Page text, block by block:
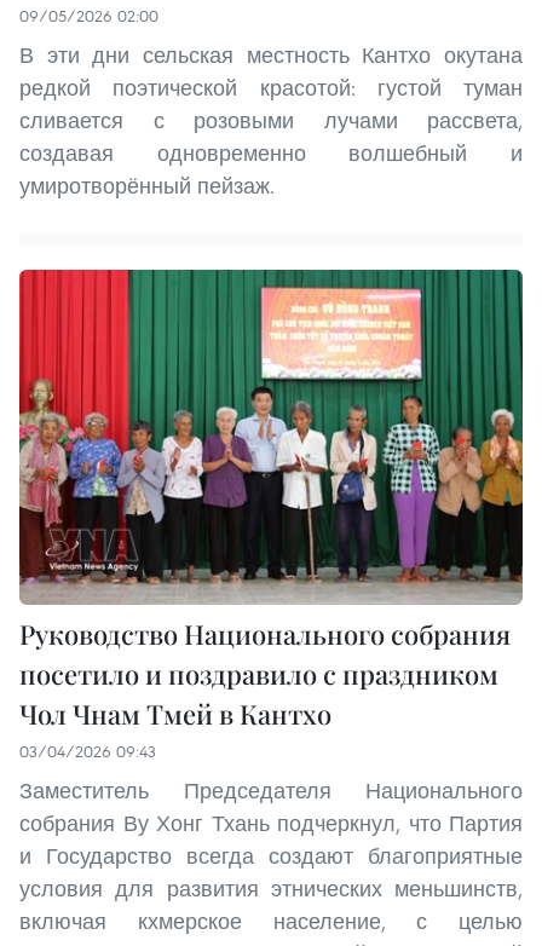
09/05/2026 02:00
В эти дни сельская местность Кантхо окутана
редкой поэтической красотой: густой туман
сливается с розовыми лучами рассвета,
создавая одновременно волшебный и
умиротворённый пейзаж.
Руководство Национального собрания
посетило и поздравило с праздником
Чол Чнам Тмей в Кантхо
03/04/2026 09:43
Заместитель Председателя Национального
собрания Ву Хонг Тхань подчеркнул, что Партия
и Государство всегда создают благоприятные
условия для развития этнических меньшинств,
включая кхмерское население, с целью